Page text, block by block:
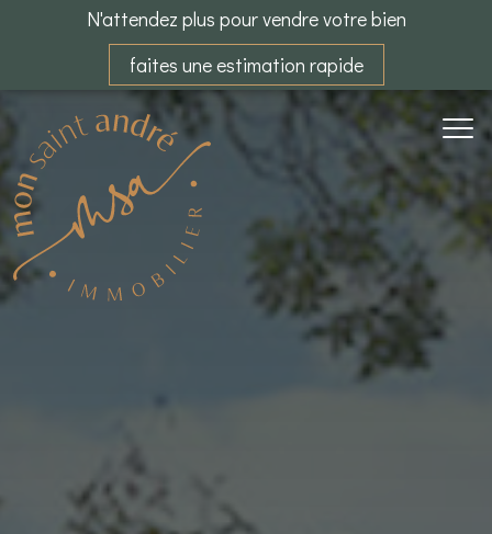
N'attendez plus pour vendre votre bien
faites une estimation rapide